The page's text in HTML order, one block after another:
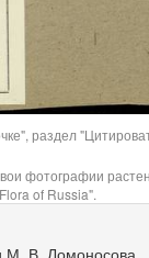
раздел
фотографии
of Russia".